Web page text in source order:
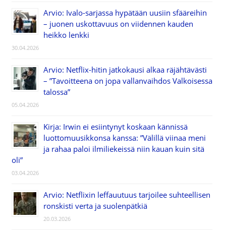
Arvio: Ivalo-sarjassa hypätään uusiin sfääreihin
– juonen uskottavuus on viidennen kauden
heikko lenkki
30.04.2026
Arvio: Netflix-hitin jatkokausi alkaa räjähtävästi
– ”Tavoitteena on jopa vallanvaihdos Valkoisessa
talossa”
05.04.2026
Kirja: Irwin ei esiintynyt koskaan kännissä
luottomuusikkonsa kanssa: ”Välillä viinaa meni
ja rahaa paloi ilmiliekeissä niin kauan kuin sitä
oli”
03.04.2026
Arvio: Netflixin leffauutuus tarjoilee suhteellisen
ronskisti verta ja suolenpätkiä
20.03.2026